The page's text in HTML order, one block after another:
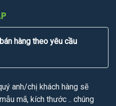
hàng theo yêu cầu
anh/chị khách hàng sẽ
mã, kích thước .. chúng